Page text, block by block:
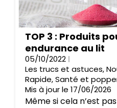
TOP 3 : Produits
endurance au lit
05/10/2022
Les trucs et astuces,
Rapide,Santé et
Mis à jour le 17/06/2026
Même si cela n’est